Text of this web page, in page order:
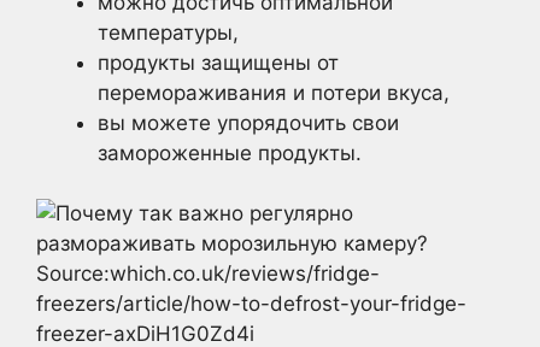
температуры,
продукты защищены от
перемораживания и потери вкуса,
вы можете упорядочить свои
замороженные продукты.
Source:which.co.uk/reviews/fridge-
freezers/article/how-to-defrost-your-fridge-
freezer-axDiH1G0Zd4i